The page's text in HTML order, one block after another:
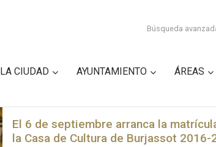
Búsqueda
LA CIUDAD AYUNTAMIENTO ÁREAS
El 6 de septiembre arranca la
la Casa de Cultura de Burjassot 2016-